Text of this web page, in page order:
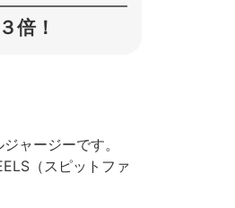
倍！
ャージーです。
（スピットファ